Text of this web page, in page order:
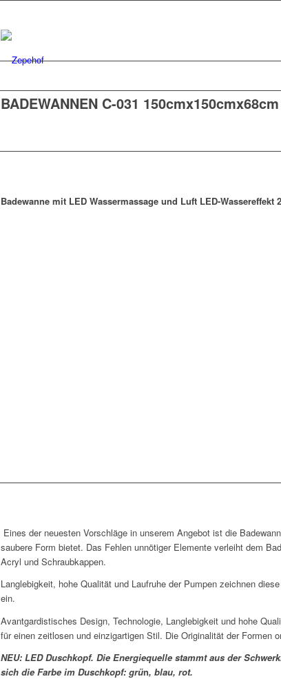
BADEWANNEN C-031 150cmx150cmx68cm
Badewanne mit LED Wassermassage und Luft LED-Wassereffekt
Eines der neuesten Vorschläge in unserem Angebot ist die
saubere Form bietet. Das Fehlen unnötiger Elemente verleiht dem
Acryl und Schraubkappen.
Langlebigkeit, hohe Qualität und Laufruhe der Pumpen zeichnen
ein.
Avantgardistisches Design, Technologie, Langlebigkeit und hohe
für einen zeitlosen und einzigartigen Stil. Die Originalität der Formen
NEU: LED Duschkopf. Die Energiequelle stammt aus der
sich die Farbe im Duschkopf: grün, blau, rot.